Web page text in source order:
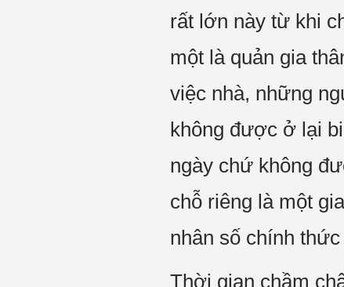
rất lớn này từ khi
một là quản gia
việc nhà, những
không được ở lại
ngày chứ không
chỗ riêng là một
nhân số chính
Thời gian chầm